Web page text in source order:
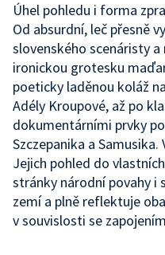
Úhel pohledu i forma
Od absurdní, leč přesně
slovenského scenáristy
ironickou grotesku
poeticky laděnou koláž
Adély Kroupové, až po
dokumentárními prvky
Szczepanika a
Jejich pohled do
stránky národní povahy i
zemí a plně reflektuje
v souvislosti se